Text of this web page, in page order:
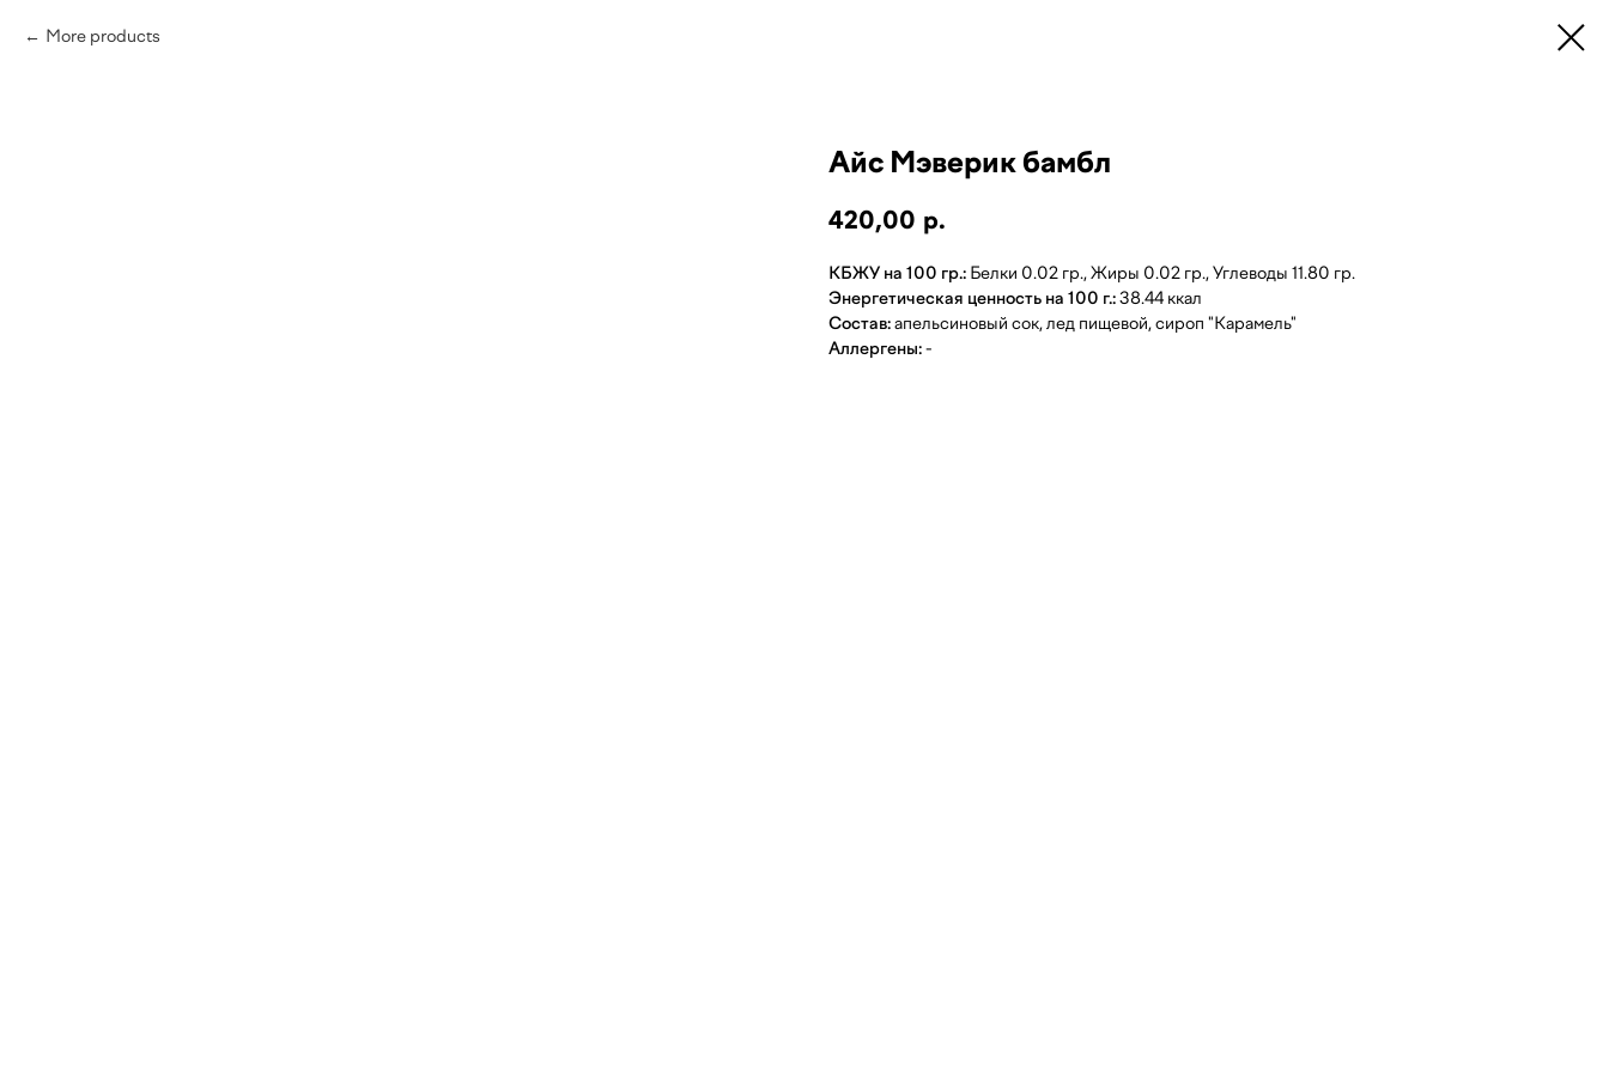
More products
Айс Мэверик бамбл
420,00 р.
КБЖУ на 100 гр.: Белки 0.02 гр., Жиры 0.02 гр., Углеводы 11.80 гр.
Энергетическая ценность на 100 г.:38.44 ккал
Состав:апельсиновый сок, лед пищевой, сироп "Карамель"
Аллергены:-